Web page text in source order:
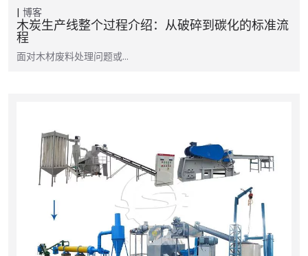
博客
木炭生产线整个过程介绍：从破碎到碳化的标准流
程
面对木材废料处理问题或…